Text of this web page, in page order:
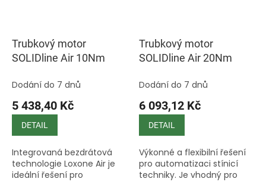
Trubkový motor
SOLIDline Air 10Nm
Dodání do 7 dnů
5 438,40 Kč
DETAIL
Integrovaná bezdrátová
technologie Loxone Air je
ideální řešení pro
Trubkový motor
SOLIDline Air 20Nm
Dodání do 7 dnů
6 093,12 Kč
DETAIL
Výkonné a flexibilní řešení
pro automatizaci stínicí
techniky. Je vhodný pro